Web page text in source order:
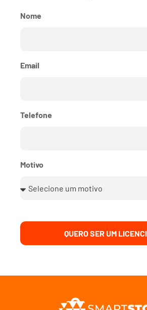
Nome
Email
Telefone
Motivo
QUERO SER UM